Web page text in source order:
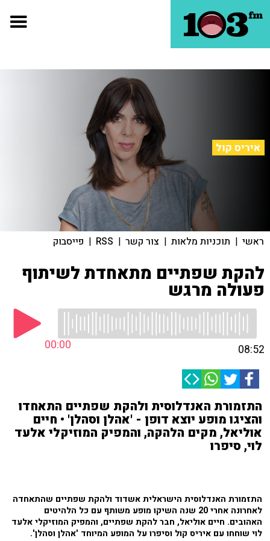
איריס קול
ראשי | תוכניות מלאות | צור קשר |
RSS
| פייסבוק
להקת שפתיים מתאחדת לשיתוף
פעולה מרגש
00:00 08:52
התזמורת האנדלוסית ולהקת שפתיים התאחדו
והציגו מופע יוצא דופן - 'אהלן וסהלן' • חיים
אוליאל, מקים הלהקה, והמפיק המוזיקלי אלעד
לוי, סיפרו
התזמורת האנדלוסית הישראלית אשדוד ולהקת שפתיים שהתאחדה
לאחרונה אחרי 20 שנה השיקו מופע משותף עם כל הלהיטים
האהובים. חיים אוליאל, חבר להקת שפתיים, והמפיק המוזיקלי אלעד
לוי שוחחו עם איריס קול וסיפרו על המופע המיוחד 'אהלן וסהלן'.